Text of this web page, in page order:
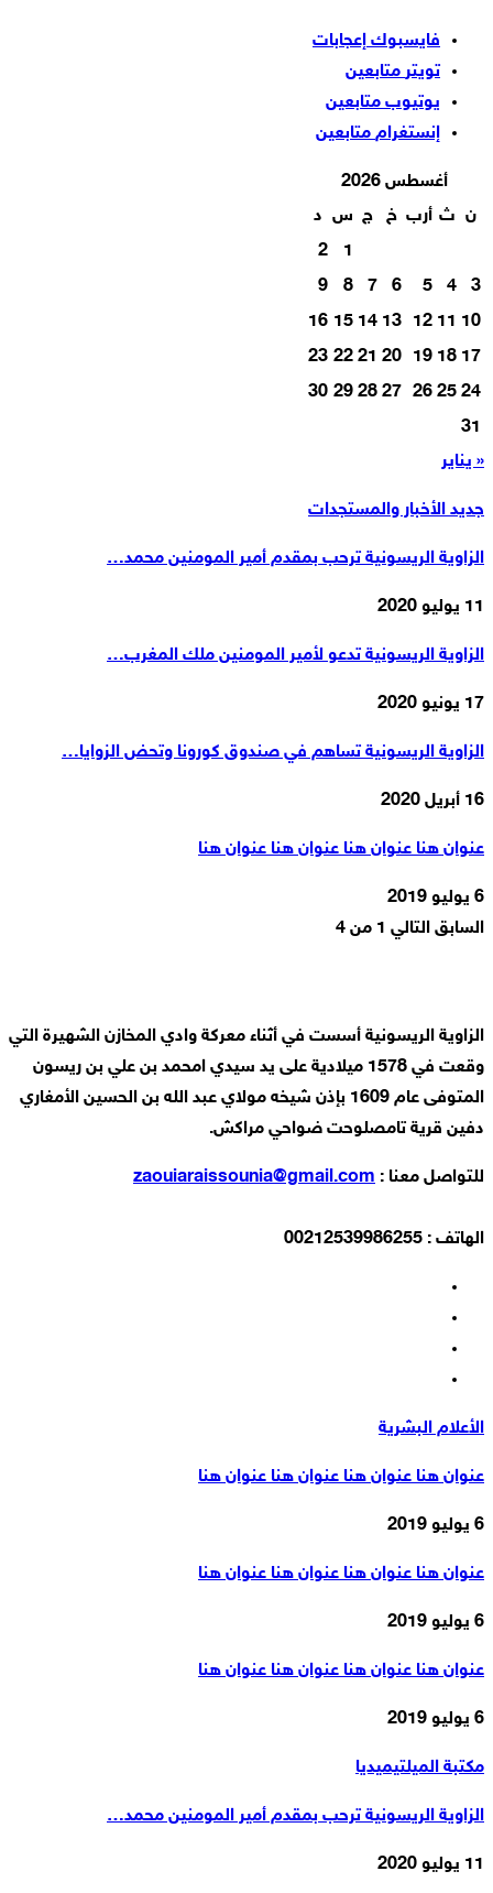
فايسبوك إعجابات
تويتر متابعين
يوتيوب متابعين
إنستغرام متابعين
أغسطس 2026
ن ث أرب خ ج س د
1
2
3
4
5
6
7
8
9
10
11
12
13
14
15
16
17
18
19
20
21
22
23
24
25
26
27
28
29
30
31
« يناير
جديد الأخبار والمستجدات
الزاوية الريسونية ترحب بمقدم أمير المومنين محمد…
11 يوليو 2020
الزاوية الريسونية تدعو لأمير المومنين ملك المغرب…
17 يونيو 2020
الزاوية الريسونية تساهم في صندوق كورونا وتحض الزوايا…
16 أبريل 2020
عنوان هنا عنوان هنا عنوان هنا عنوان هنا
6 يوليو 2019
السابق التالي 1 من 4
الزاوية الريسونية أسست في أثناء معركة وادي المخازن الشهيرة التي
وقعت في 1578 ميلادية على يد سيدي امحمد بن علي بن ريسون
المتوفى عام 1609 بإذن شيخه مولاي عبد الله بن الحسين الأمغاري
دفين قرية تامصلوحت ضواحي مراكش.
للتواصل معنا : zaouiaraissounia@gmail.com
الهاتف : 00212539986255
الأعلام البشرية
عنوان هنا عنوان هنا عنوان هنا عنوان هنا
6 يوليو 2019
عنوان هنا عنوان هنا عنوان هنا عنوان هنا
6 يوليو 2019
عنوان هنا عنوان هنا عنوان هنا عنوان هنا
6 يوليو 2019
مكتبة الميلتيميديا
الزاوية الريسونية ترحب بمقدم أمير المومنين محمد…
11 يوليو 2020